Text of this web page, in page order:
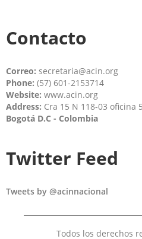
Contacto
Correo: secretaria@acin.org
Phone: (57) 601-2153714
Website: www.acin.org
Address: Cra 15 N 118-03 oficina
Bogotá D.C - Colombia
Twitter Feed
Tweets by @acinnacional
Todos los derechos